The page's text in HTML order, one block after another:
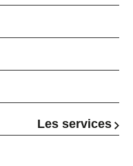
Les services